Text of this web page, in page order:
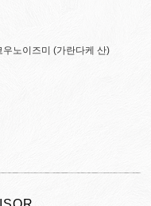
노이즈미 (가란다케 산)